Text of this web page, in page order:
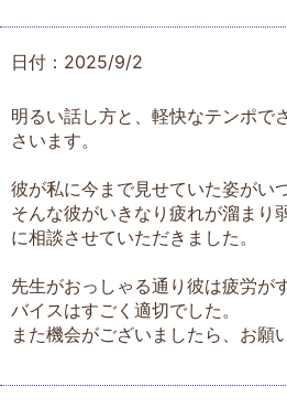
日付：2025/9/2
明るい話し方と、軽快なテンポで
さいます。
彼が私に今まで見せていた姿がい
そんな彼がいきなり疲れが溜まり
に相談させていただきました。
先生がおっしゃる通り彼は疲労が
バイスはすごく適切でした。
また機会がございましたら、お願